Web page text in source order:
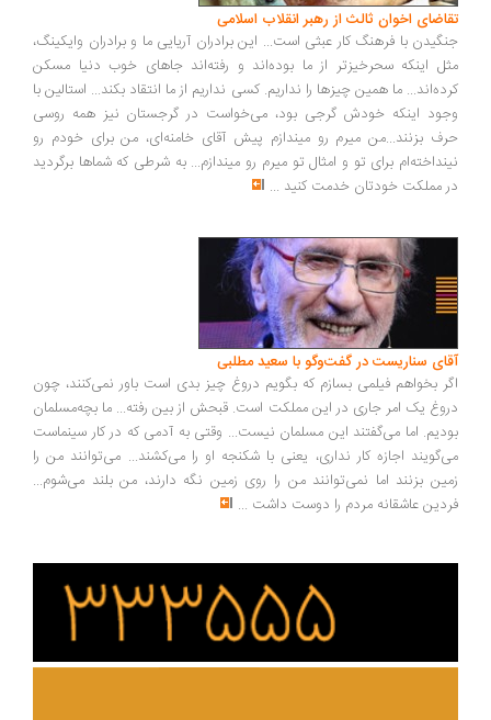
اخوان ثالث از رهبر انقلاب اسلامی
با فرهنگ کار عبثی است... این برادران آریایی ما و برادران وایکینگ،
اینکه سحرخیزتر از ما بوده‌اند و رفته‌اند جاهای خوب دنیا مسکن
ما همین چیزها را نداریم. کسی نداریم از ما انتقاد بکند... استالین با
اینکه خودش گرجی بود، می‌خواست در گرجستان نیز همه روسی
بزنند...من میرم رو میندازم پیش آقای خامنه‌ای، من برای خودم رو
برای تو و امثال تو میرم رو میندازم... به شرطی که شماها برگردید
مملکت خودتان خدمت کنید...
سناریست در گفت‌وگو با سعید مطلبی
بخواهم فیلمی بسازم که بگویم دروغ چیز بدی است باور نمی‌کنند، چون
یک امر جاری در این مملکت است. قبحش از بین رفته... ما بچه‌مسلمان
اما می‌گفتند این مسلمان نیست... وقتی به آدمی که در کار سینماست
اجازه کار نداری، یعنی با شکنجه او را می‌کشند... می‌توانند من را
بزنند اما نمی‌توانند من را روی زمین نگه دارند، من بلند می‌شوم...
عاشقانه مردم را دوست داشت ...